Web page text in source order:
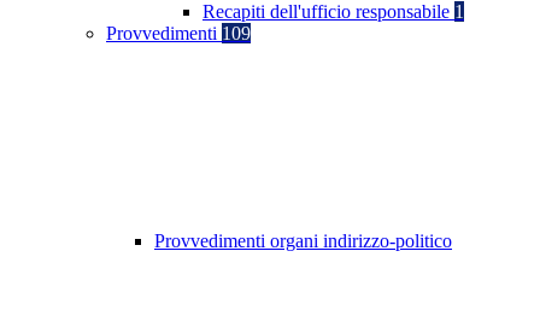
Recapiti dell'ufficio responsabile 1
Provvedimenti 109
Provvedimenti organi indirizzo-politico